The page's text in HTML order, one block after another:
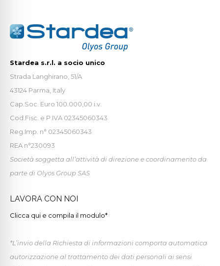
Stardea s.r.l. a socio unico
Strada Langhirano, 51/A
43124 Parma, Italy
Cap.Soc. Euro 100.000,00 i.v.
Cod.Fisc. e P.IVA 02345060343
Reg.Imp. n° 02345060343
REA n°230093
Società soggetta all’attività di direzione e coordinamento da
parte di Olyos Group SAS
LAVORA CON NOI
Clicca qui e compila il modulo*
*L’invio della Richiesta di informazioni comporta automatica
autorizzazione al trattamento dei dati personali ai sensi